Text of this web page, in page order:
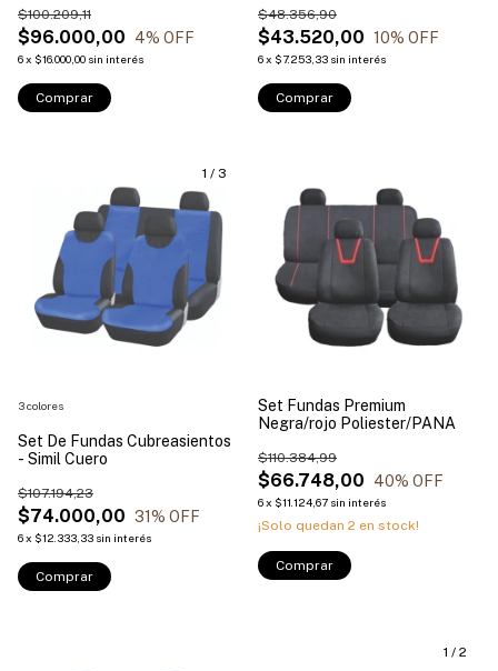
$96.000,00
$100.209,11
4% OFF
6x $16.000,00 sin interés
Comprar
$43.520,00
$48.356,90
10% OFF
6x $7.253,33 sin interés
Comprar
1 / 3
Set De Fundas Cubreasientos
- Simil Cuero
$74.000,00
$107.194,23
31% OFF
6x $12.333,33 sin interés
3 colores
Comprar
Set Fundas Premium
Negra/rojo Poliester/PANA
$66.748,00
$110.384,99
40% OFF
6x $11.124,67 sin interés
¡Solo quedan 2 en stock!
Comprar
1 / 2